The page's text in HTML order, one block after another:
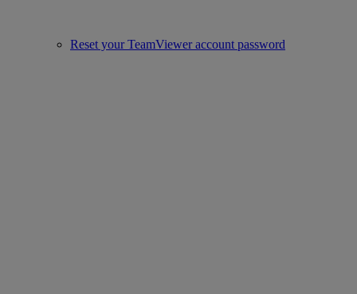
Reset your TeamViewer account password